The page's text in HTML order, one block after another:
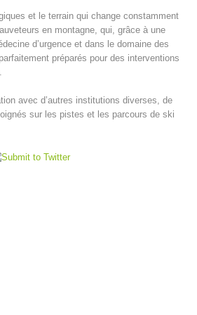
et le terrain qui change constamment
en montagne, qui, grâce à une
d’urgence et dans le domaine des
préparés pour des interventions
avec d’autres institutions diverses, de
sur les pistes et les parcours de ski